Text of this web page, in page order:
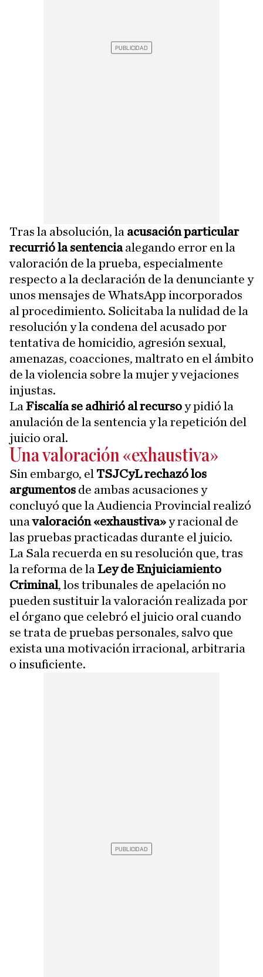
Tras la absolución, la acusación particular
recurrió la sentenciaalegando error en la
valoración de la prueba, especialmente
respecto a la declaración de la denunciante y
unos mensajes de WhatsApp incorporados
al procedimiento. Solicitaba la nulidad de la
resolución y la condena del acusado por
tentativa de homicidio, agresión sexual,
amenazas, coacciones, maltrato en el ámbito
de la violencia sobre la mujer y vejaciones
injustas.
La Fiscalía se adhirió al recursoy pidió la
anulación de la sentencia y la repetición del
juicio oral.
Una valoración «exhaustiva»
Sin embargo, el TSJCyL rechazó los
argumentos de ambas acusaciones y
concluyó que la Audiencia Provincial realizó
unavaloración «exhaustiva»y racional de
las pruebas practicadas durante el juicio.
La Sala recuerda en su resolución que, tras
la reforma de la Ley de Enjuiciamiento
Criminal, los tribunales de apelación no
pueden sustituir la valoración realizada por
el órgano que celebró el juicio oral cuando
se trata de pruebas personales, salvo que
exista una motivación irracional, arbitraria
o insuficiente.